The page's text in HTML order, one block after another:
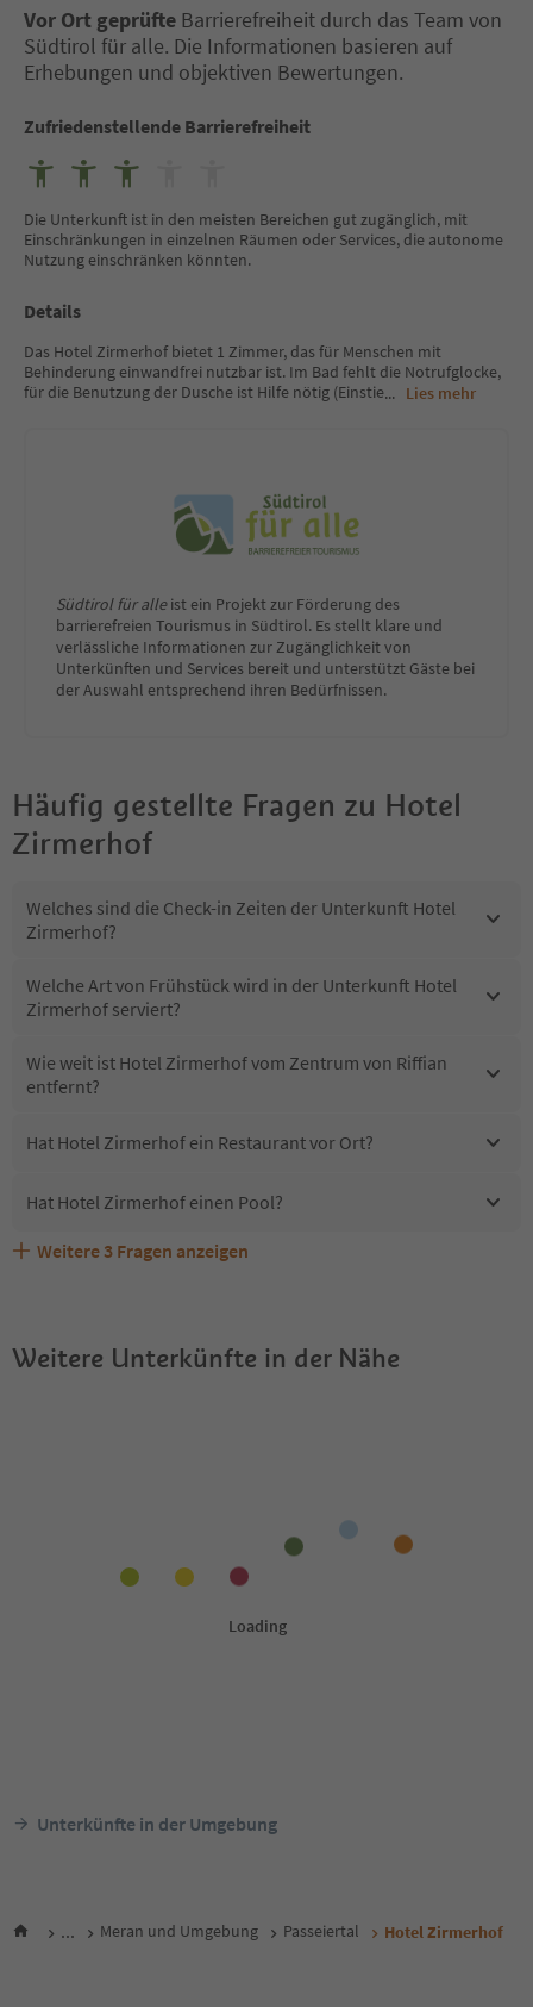
Vor Ort geprüfte Barrierefreiheit durch das Team von
Südtirol für alle. Die Informationen basieren auf
Erhebungen und objektiven Bewertungen.
Zufriedenstellende Barrierefreiheit
Die Unterkunft ist in den meisten Bereichen gut zugänglich, mit
Einschränkungen in einzelnen Räumen oder Services, die autonome
Nutzung einschränken könnten.
Details
Das Hotel Zirmerhof bietet 1 Zimmer, das für Menschen mit
Behinderung einwandfrei nutzbar ist. Im Bad fehlt die Notrufglocke,
für die Benutzung der Dusche ist Hilfe nötig (Einstie... Lies mehr
Südtirol für alleist ein Projekt zur Förderung des
barrierefreien Tourismus in Südtirol. Es stellt klare und
verlässliche Informationen zur Zugänglichkeit von
Unterkünften und Services bereit und unterstützt Gäste bei
der Auswahl entsprechend ihren Bedürfnissen.
Häufig gestellte Fragen zu Hotel
Zirmerhof
Welches sind die Check-in Zeiten der Unterkunft Hotel
Zirmerhof?
Welche Art von Frühstück wird in der Unterkunft Hotel
Zirmerhof serviert?
Wie weit ist Hotel Zirmerhof vom Zentrum von Riffian
entfernt?
Hat Hotel Zirmerhof ein Restaurant vor Ort?
Hat Hotel Zirmerhof einen Pool?
Sind Haustiere in der Unterkunft Hotel Zirmerhof
Welche Services bietet Hotel Zirmerhof?
Erhalten die Gäste von Hotel Zirmerhof einen Südtirol
Weitere 3 Fragen anzeigen
Weitere Unterkünfte in der Nähe
Unterkünfte in der Umgebung
... Meran und Umgebung Passeiertal Hotel Zirmerhof